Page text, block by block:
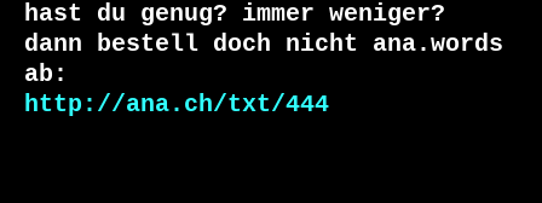
hast du genug? immer weniger?
dann bestell doch nicht ana.words
http://ana.ch/txt/444